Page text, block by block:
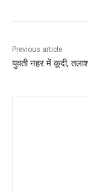
Previous article
युवती नहर में कूदी,